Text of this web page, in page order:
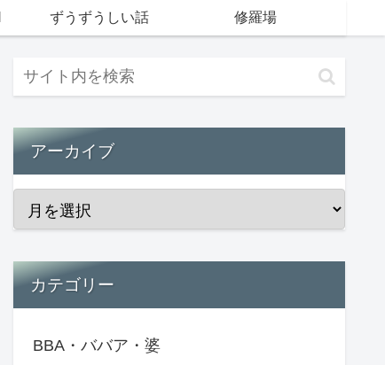
ずうずうしい話 修羅場
アーカイブ
カテゴリー
BBA・ババア・婆